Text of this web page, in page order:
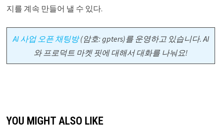
지를 계속 만들어 낼 수 있다.
AI 사업 오픈 채팅방(암호: gpters)를 운영하고 있습니다. AI
와 프로덕트 마켓 핏에 대해서 대화를 나눠요!
YOU MIGHT ALSO LIKE